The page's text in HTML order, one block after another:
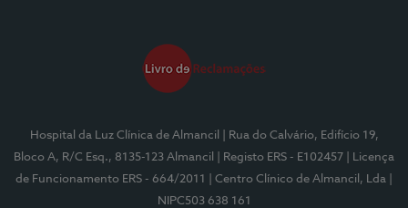
Hospital da Luz Clínica de Almancil
| Rua do Calvário, Edifício 19,
Bloco A, R/C Esq., 8135-123 Almancil
| Registo ERS - E102457
| Licença
de Funcionamento ERS - 664/2011
| Centro Clínico de Almancil, Lda
NIPC503 638 161